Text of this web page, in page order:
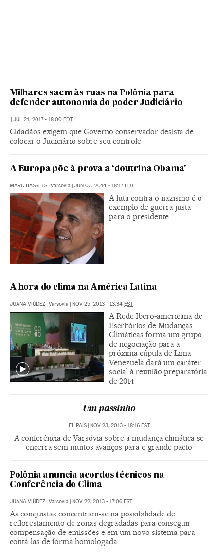
Milhares saem às ruas na Polônia para
defender autonomia do poder Judiciário
| JUL 21, 2017 - 18:00 EDT
Cidadãos exigem que Governo conservador desista de
colocar o Judiciário sobre seu controle
A Europa põe à prova a ‘doutrina Obama’
MARC BASSETS | Varsóvia | JUN 03, 2014 - 18:17EDT
A luta contra o nazismo é o
exemplo de guerra justa
para o presidente
A hora do clima na América Latina
JUANA VIÚDEZ | Varsovia | NOV 25, 2013 - 13:34 EST
A Rede Ibero-americana de
Escritórios de Mudanças
Climáticas forma um grupo
de negociação para a
próxima cúpula de Lima
Venezuela dará um caráter
social à reunião preparatória
de 2014
Um passinho
EL PAÍS | NOV 23, 2013 - 18:16 EST
A conferência de Varsóvia sobre a mudança climática se
encerra sem muitos avanços para o grande pacto
Polônia anuncia acordos técnicos na
Conferência do Clima
JUANA VIÚDEZ | Varsovia | NOV 22, 2013 - 17:06 EST
As conquistas concentram-se na possibilidade de
reflorestamento de zonas degradadas para conseguir
compensação de emissões e em um novo sistema para
contá-las de forma homologada